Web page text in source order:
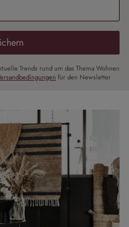
Trends rund um das Thema Wohnen
für den Newsletter